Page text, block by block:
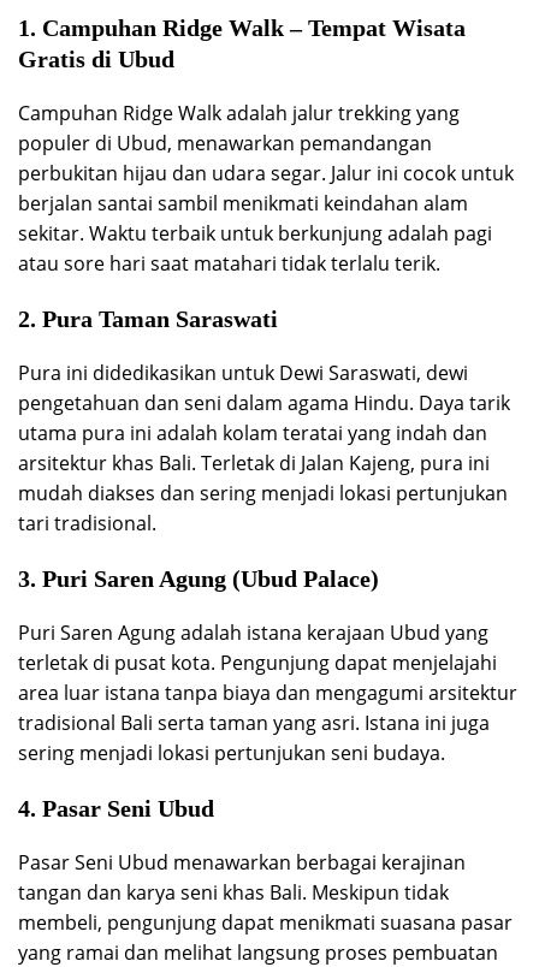
1. Campuhan Ridge Walk – Tempat Wisata
Gratis di Ubud
Campuhan Ridge Walk adalah jalur trekking yang
populer di Ubud, menawarkan pemandangan
perbukitan hijau dan udara segar. Jalur ini cocok untuk
berjalan santai sambil menikmati keindahan alam
sekitar. Waktu terbaik untuk berkunjung adalah pagi
atau sore hari saat matahari tidak terlalu terik.
2. Pura Taman Saraswati
Pura ini didedikasikan untuk Dewi Saraswati, dewi
pengetahuan dan seni dalam agama Hindu. Daya tarik
utama pura ini adalah kolam teratai yang indah dan
arsitektur khas Bali. Terletak di Jalan Kajeng, pura ini
mudah diakses dan sering menjadi lokasi pertunjukan
tari tradisional.
3. Puri Saren Agung (Ubud Palace)
Puri Saren Agung adalah istana kerajaan Ubud yang
terletak di pusat kota. Pengunjung dapat menjelajahi
area luar istana tanpa biaya dan mengagumi arsitektur
tradisional Bali serta taman yang asri. Istana ini juga
sering menjadi lokasi pertunjukan seni budaya.
4. Pasar Seni Ubud
Pasar Seni Ubud menawarkan berbagai kerajinan
tangan dan karya seni khas Bali. Meskipun tidak
membeli, pengunjung dapat menikmati suasana pasar
yang ramai dan melihat langsung proses pembuatan